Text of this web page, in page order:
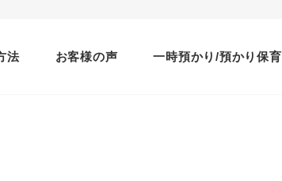
法 お客様の声 一時預かり/預かり保育